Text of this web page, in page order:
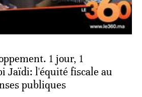
1 jour, 1
Jaïdi: l'équité fiscale au
publiques